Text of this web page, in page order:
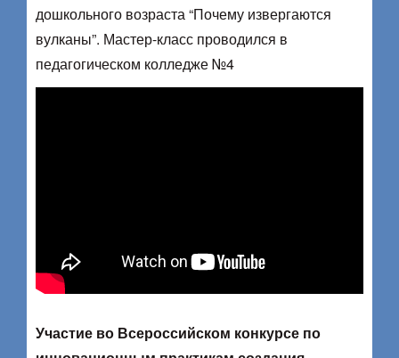
дошкольного возраста “Почему извергаются
вулканы”. Мастер-класс проводился в
педагогическом колледже №4
Участие во Всероссийском конкурсе по